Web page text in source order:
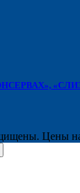
Цены на